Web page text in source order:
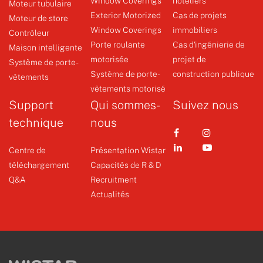
Φ59 Moteur tubulaire AC Emetteur
+
Moteur tubulaire
Moteur de store
Contrôleur
Maison intelligente
Système de porte-
vêtements
Exterior Motorized
Window Coverings
Porte roulante
motorisée
Système de porte-
vêtements motorisé
Cas de projets
immobiliers
Cas d'ingénierie de
projet de
construction publique
Support
technique
Centre de
téléchargement
Q&A
Qui sommes-
nous
Présentation Wistar
Capacités de R & D
Recruitment
Actualités
Suivez nous